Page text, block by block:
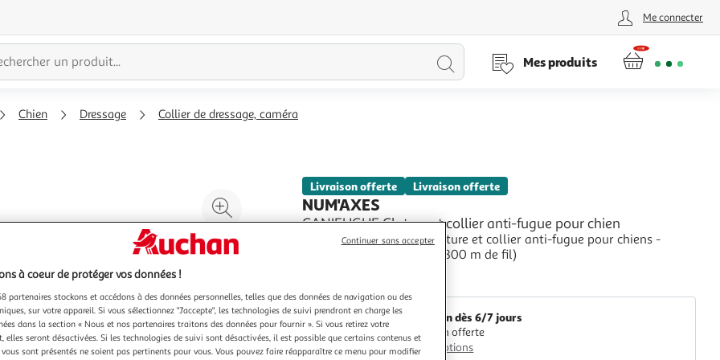
Me connecter
Lancer
Mes produits
Chien Dressage Collier de dressage, caméra
Agrandir
l'illustration
à
Réduire
à
100
%
Partager
le
produit
Livraison offerte Livraison offerte
NUM'AXES
CANIFUGUE Cloture et collier anti-fugue pour chien
NUM'AXES Canifugue Clôture et collier anti-fugue pour chiens -
FUG1030 (Jardin jusqu'a 800 m de fil)
Livraison dès 6/7 jours
Livraison offerte
Plus d'options
à coeur de protéger vos données !
partenaires stockons et accédons à des données personnelles, telles que des données de navigation ou des
sur votre appareil. Si vous sélectionnez "J'accepte", les technologies de suivi prendront en charge les
dans la section « Nous et nos partenaires traitons des données pour fournir ». Si vous retirez votre
elles seront désactivées. Si les technologies de suivi sont désactivées, il est possible que certains contenus et
sont présentés ne soient pas pertinents pour vous. Vous pouvez faire réapparaître ce menu pour modifier
Continuer sans accepter